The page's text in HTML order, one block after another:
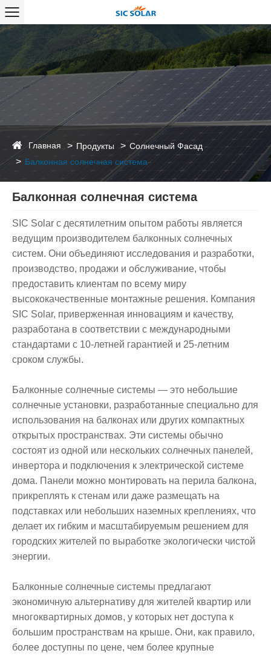
Главная Продукты
Солнечный Фасад
Балконная солнечная система
Балконная солнечная система
SIC Solar с десятилетним опытом работы является
ведущим производителем балконных солнечных
систем. Они объединяют исследования и разработки,
производство, продажи и обслуживание, чтобы
предоставить клиентам по всему миру
высококачественные монтажные решения. Компания
SIC Solar, приверженная инновациям и качеству,
разработана в соответствии с международными
стандартами с 10-летней гарантией и 25-летним
сроком службы.
Балконные солнечные системы — это небольшие
солнечные установки, разработанные специально для
использования на балконах или других компактных
открытых пространствах. Эти системы обычно
состоят из одной или нескольких солнечных панелей,
инвертора и подключения к электрической системе
дома. Панели можно монтировать на перила балкона,
прикреплять к стенам или даже размещать на
подставках или небольших наземных креплениях, что
делает их гибким и масштабируемым решением для
городских жителей по выработке экологически чистой
энергии.
Балконные солнечные системы предлагают
экономичную альтернативу для жителей квартир или
многоквартирных домов, у которых нет доступа к
большим пространствам на крыше. Они, как правило,
более доступны по цене, чем более крупные